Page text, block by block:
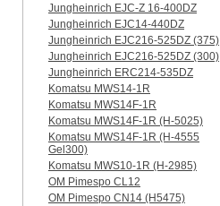
Jungheinrich EJC-Z 16-400DZ
Jungheinrich EJC14-440DZ
Jungheinrich EJC216-525DZ (375)
Jungheinrich EJC216-525DZ (300)
Jungheinrich ERC214-535DZ
Komatsu MWS14-1R
Komatsu MWS14F-1R
Komatsu MWS14F-1R (H-5025)
Komatsu MWS14F-1R (H-4555
Gel300)
Komatsu MWS10-1R (Н-2985)
OM Pimespo CL12
OM Pimespo CN14 (Н5475)